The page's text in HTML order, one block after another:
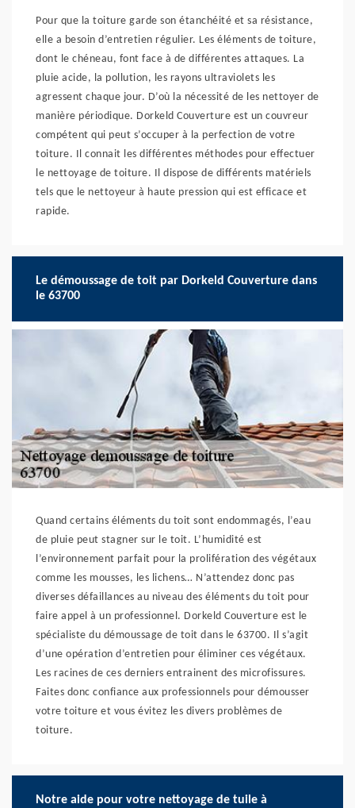
Pour que la toiture garde son étanchéité et sa résistance,
elle a besoin d’entretien régulier. Les éléments de toiture,
dont le chéneau, font face à de différentes attaques. La
pluie acide, la pollution, les rayons ultraviolets les
agressent chaque jour. D’où la nécessité de les nettoyer de
manière périodique. Dorkeld Couverture est un couvreur
compétent qui peut s’occuper à la perfection de votre
toiture. Il connait les différentes méthodes pour effectuer
le nettoyage de toiture. Il dispose de différents matériels
tels que le nettoyeur à haute pression qui est efficace et
rapide.
Le démoussage de toit par Dorkeld Couverture dans
le 63700
Quand certains éléments du toit sont endommagés, l’eau
de pluie peut stagner sur le toit. L’humidité est
l’environnement parfait pour la prolifération des végétaux
comme les mousses, les lichens… N’attendez donc pas
diverses défaillances au niveau des éléments du toit pour
faire appel à un professionnel. Dorkeld Couverture est le
spécialiste du démoussage de toit dans le 63700. Il s’agit
d’une opération d’entretien pour éliminer ces végétaux.
Les racines de ces derniers entrainent des microfissures.
Faites donc confiance aux professionnels pour démousser
votre toiture et vous évitez les divers problèmes de
toiture.
Notre aide pour votre nettoyage de tuile à